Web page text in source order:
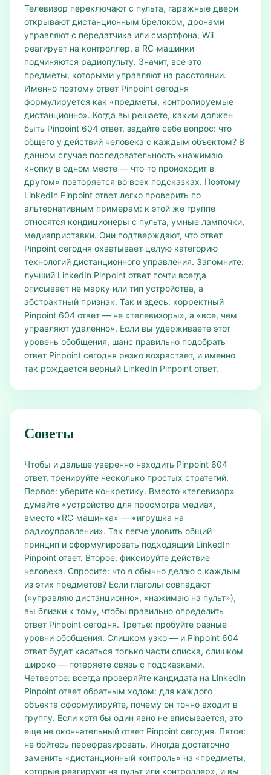
Телевизор переключают с пульта, гаражные двери
открывают дистанционным брелоком, дронами
управляют с передатчика или смартфона, Wii
реагирует на контроллер, а RC‑машинки
подчиняются радиопульту. Значит, все это
предметы, которыми управляют на расстоянии.
Именно поэтому ответ Pinpoint сегодня
формулируется как «предметы, контролируемые
дистанционно». Когда вы решаете, каким должен
быть Pinpoint 604 ответ, задайте себе вопрос: что
общего у действий человека с каждым объектом? В
данном случае последовательность «нажимаю
кнопку в одном месте — что‑то происходит в
другом» повторяется во всех подсказках. Поэтому
LinkedIn Pinpoint ответ легко проверить по
альтернативным примерам: к этой же группе
относятся кондиционеры с пульта, умные лампочки,
медиаприставки. Они подтверждают, что ответ
Pinpoint сегодня охватывает целую категорию
технологий дистанционного управления. Запомните:
лучший LinkedIn Pinpoint ответ почти всегда
описывает не марку или тип устройства, а
абстрактный признак. Так и здесь: корректный
Pinpoint 604 ответ — не «телевизоры», а «все, чем
управляют удаленно». Если вы удерживаете этот
уровень обобщения, шанс правильно подобрать
ответ Pinpoint сегодня резко возрастает, и именно
так рождается верный LinkedIn Pinpoint ответ.
Советы
Чтобы и дальше уверенно находить Pinpoint 604
ответ, тренируйте несколько простых стратегий.
Первое: уберите конкретику. Вместо «телевизор»
думайте «устройство для просмотра медиа»,
вместо «RC‑машинка» — «игрушка на
радиоуправлении». Так легче уловить общий
принцип и сформулировать подходящий LinkedIn
Pinpoint ответ. Второе: фиксируйте действие
человека. Спросите: что я обычно делаю с каждым
из этих предметов? Если глаголы совпадают
(«управляю дистанционно», «нажимаю на пульт»),
вы близки к тому, чтобы правильно определить
ответ Pinpoint сегодня. Третье: пробуйте разные
уровни обобщения. Слишком узко — и Pinpoint 604
ответ будет касаться только части списка, слишком
широко — потеряете связь с подсказками.
Четвертое: всегда проверяйте кандидата на LinkedIn
Pinpoint ответ обратным ходом: для каждого
объекта сформулируйте, почему он точно входит в
группу. Если хотя бы один явно не вписывается, это
еще не окончательный ответ Pinpoint сегодня. Пятое:
не бойтесь перефразировать. Иногда достаточно
заменить «дистанционный контроль» на «предметы,
которые реагируют на пульт или контроллер», и вы